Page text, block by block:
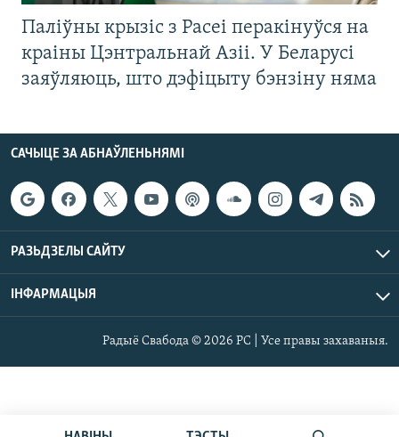
Паліўны крызіс з Расеі перакінуўся на
краіны Цэнтральнай Азіі. У Беларусі
заяўляюць, што дэфіцыту бэнзіну няма
САЧЫЦЕ ЗА АБНАЎЛЕНЬНЯМІ
РАЗЬДЗЕЛЫ САЙТУ
ІНФАРМАЦЫЯ
Радыё Свабода © 2026 РС | Усе правы захаваныя.